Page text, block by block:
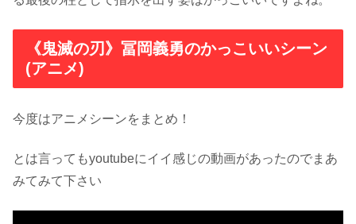
《鬼滅の刃》冨岡義勇のかっこいいシーン
(アニメ)
今度はアニメシーンをまとめ！
とは言ってもyoutubeにイイ感じの動画があったのでまあ
みてみて下さい